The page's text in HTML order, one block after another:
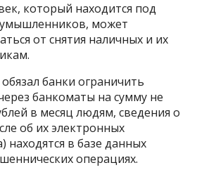
который находится под
может
от снятия наличных и их
банки ограничить
банкоматы на сумму не
в месяц людям, сведения о
об их электронных
находятся в базе данных
операциях.